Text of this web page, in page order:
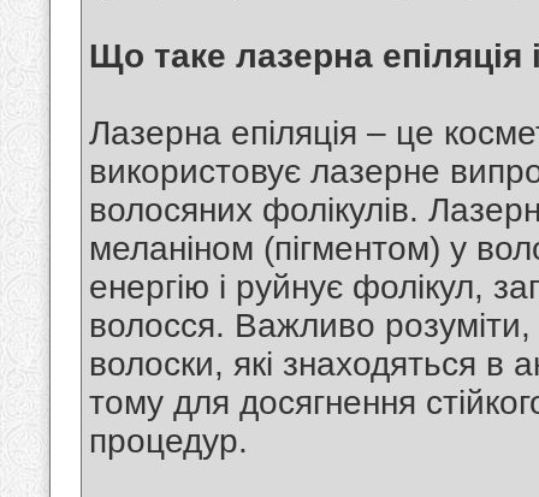
Що таке лазерна
Лазерна епіляція – це
використовує лазерне
волосяних фолікулів.
меланіном (пігментом) у
енергію і руйнує фолікул,
волосся. Важливо
волоски, які знаходяться в
тому для досягнення
процедур.